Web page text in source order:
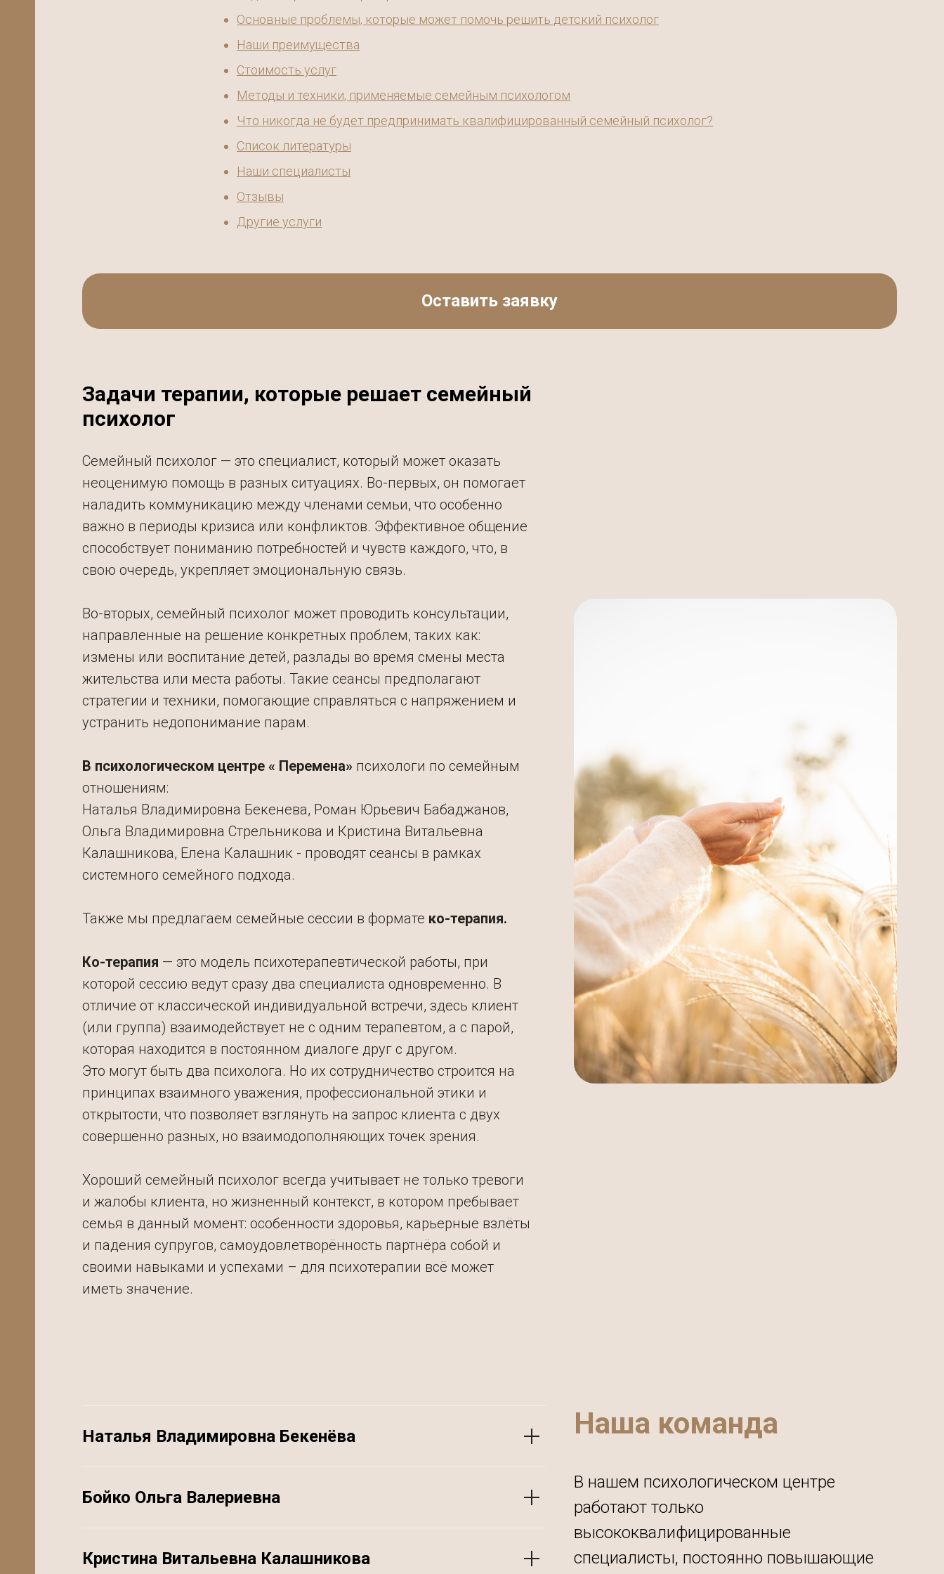
Основные проблемы, которые может помочь решить детский психолог
Наши преимущества
Стоимость услуг
Методы и техники, применяемые семейным психологом
Что никогда не будет предпринимать квалифицированный семейный психолог?
Список литературы
Наши специалисты
Отзывы
Другие услуги
Оставить заявку
Задачи терапии, которые решает семейный
психолог
Семейный психолог — это специалист, который может оказать
неоценимую помощь в разных ситуациях. Во-первых, он помогает
наладить коммуникацию между членами семьи, что особенно
важно в периоды кризиса или конфликтов. Эффективное общение
способствует пониманию потребностей и чувств каждого, что, в
свою очередь, укрепляет эмоциональную связь.
Во-вторых, семейный психолог может проводить консультации,
направленные на решение конкретных проблем, таких как:
измены или воспитание детей, разлады во время смены места
жительства или места работы. Такие сеансы предполагают
стратегии и техники, помогающие справляться с напряжением и
устранить недопонимание парам.
В психологическом центре « Перемена» психологи по семейным
отношениям:
Наталья Владимировна Бекенева, Роман Юрьевич Бабаджанов,
Ольга Владимировна Стрельникова и Кристина Витальевна
Калашникова, Елена Калашник - проводят сеансы в рамках
системного семейного подхода.
Также мы предлагаем семейные сессии в формате ко-терапия.
Ко-терапия — это модель психотерапевтической работы, при
которой сессию ведут сразу два специалиста одновременно. В
отличие от классической индивидуальной встречи, здесь клиент
(или группа) взаимодействует не с одним терапевтом, а с парой,
которая находится в постоянном диалоге друг с другом.
Это могут быть два психолога. Но их сотрудничество строится на
принципах взаимного уважения, профессиональной этики и
открытости, что позволяет взглянуть на запрос клиента с двух
совершенно разных, но взаимодополняющих точек зрения.
Хороший семейный психолог всегда учитывает не только тревоги
и жалобы клиента, но жизненный контекст, в котором пребывает
семья в данный момент: особенности здоровья, карьерные взлёты
и падения супругов, самоудовлетворённость партнёра собой и
своими навыками и успехами – для психотерапии всё может
иметь значение.
Наталья Владимировна Бекенёва
Бойко Ольга Валериевна
Кристина Витальевна Калашникова
Наша команда
В нашем психологическом центре
работают только
высококвалифицированные
специалисты, постоянно повышающие